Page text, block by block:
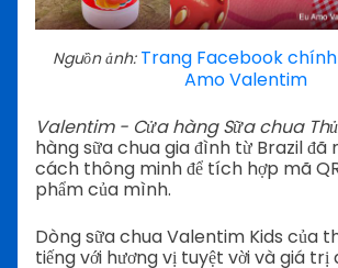
Nguồn ảnh: Trang Facebook
Amo Valentim
Valentim - Cửa hàng Sữa chua
hàng sữa chua gia đình từ Brazil đã
cách thông minh để tích hợp mã
phẩm của mình.
Dòng sữa chua Valentim Kids của
tiếng với hương vị tuyệt vời và giá trị